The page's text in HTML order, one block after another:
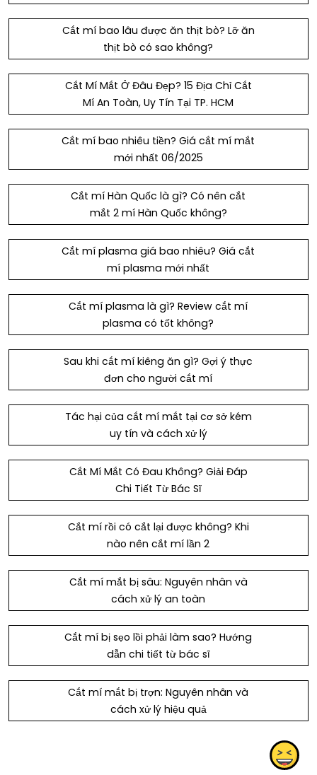
Cắt mí bao lâu được ăn thịt bò? Lỡ ăn
thịt bò có sao không?
Cắt Mí Mắt Ở Đâu Đẹp? 15 Địa Chỉ Cắt
Mí An Toàn, Uy Tín Tại TP. HCM
Cắt mí bao nhiêu tiền? Giá cắt mí mắt
mới nhất 06/2025
Cắt mí Hàn Quốc là gì? Có nên cắt
mắt 2 mí Hàn Quốc không?
Cắt mí plasma giá bao nhiêu? Giá cắt
mí plasma mới nhất
Cắt mí plasma là gì? Review cắt mí
plasma có tốt không?
Sau khi cắt mí kiêng ăn gì? Gợi ý thực
đơn cho người cắt mí
Tác hại của cắt mí mắt tại cơ sở kém
uy tín và cách xử lý
Cắt Mí Mắt Có Đau Không? Giải Đáp
Chi Tiết Từ Bác Sĩ
Cắt mí rồi có cắt lại được không? Khi
nào nên cắt mí lần 2
Cắt mí mắt bị sâu: Nguyên nhân và
cách xử lý an toàn
Cắt mí bị sẹo lồi phải làm sao? Hướng
dẫn chi tiết từ bác sĩ
Cắt mí mắt bị trợn: Nguyên nhân và
cách xử lý hiệu quả